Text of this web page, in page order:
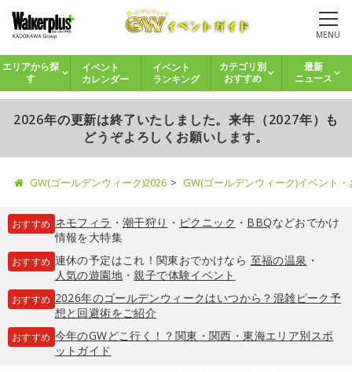
MENU
エリアから探
す
イベント
カレンダー
イベント
ランキング
カテゴリ別
おすすめ
最新
ニュース
2026年の更新は終了いたしました。来年（2027年）も
どうぞよろしくお願いします。
GW(ゴールデンウィーク)2026 GW(ゴールデンウィーク)イベント
おすすめ ネモフィラ ・ 潮干狩り ・ ピクニック ・ BBQなどおでかけ
情報を大特集
おすすめ 連休の予定はこれ！関東おでかけなら 至福の温泉 ・
人気の遊園地・親子で体験イベント
おすすめ 2026年のゴールデンウィークはいつから？混雑ピーク予
想と回避術をご紹介
おすすめ 今年のGWどこ行く！？関東・関西・東海エリア別スポ
ットガイド